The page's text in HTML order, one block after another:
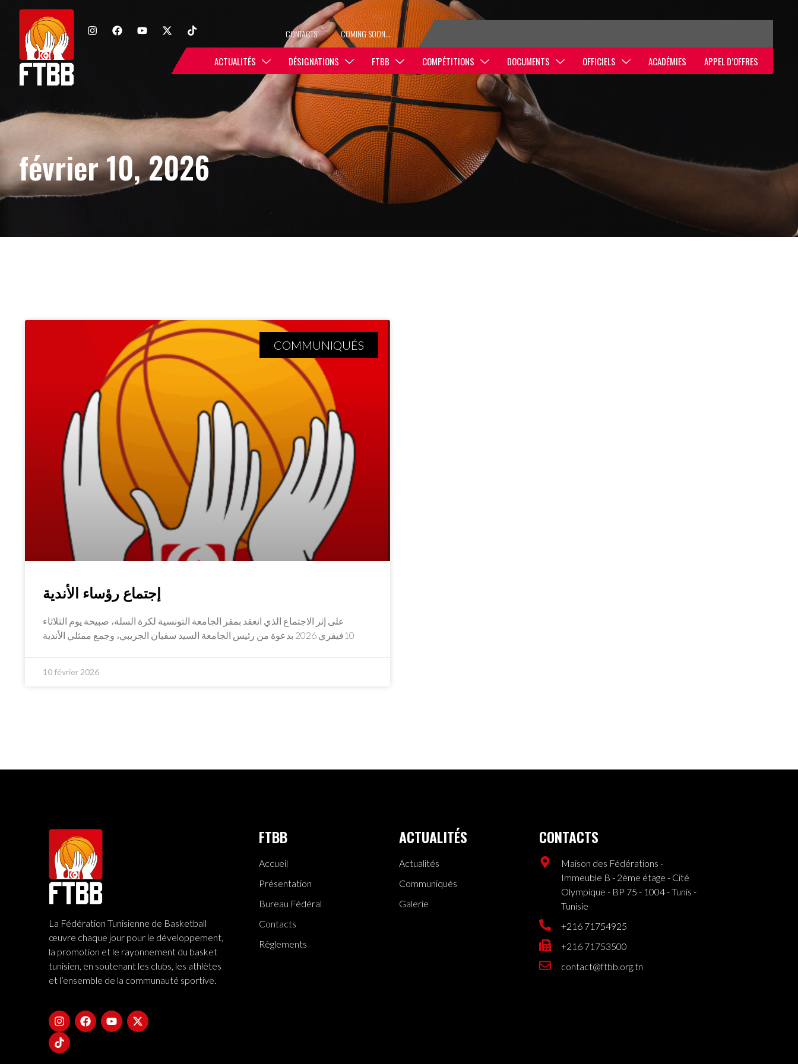
CONTACTS COMING SOON…
ACTUALITÉS DÉSIGNATIONS FTBB COMPÉTITIONS DOCUMENTS OFFICIELS ACADÉMIES APPEL D’OFFRES
février 10, 2026
COMMUNIQUÉS
إجتماع رؤساء الأندية
على إثر الاجتماع الذي انعقد بمقر الجامعة التونسية لكرة السلة، صبيحة يوم الثلاثاء
10فيفري 2026 بدعوة من رئيس الجامعة السيد سفيان الجريبي، وجمع ممثلي الأندية
10 février 2026
La Fédération Tunisienne de Basketball
œuvre chaque jour pour le développement,
la promotion et le rayonnement du basket
tunisien, en soutenant les clubs, les athlètes
et l’ensemble de la communauté sportive.
FTBB
Accueil
Présentation
Bureau Fédéral
Contacts
Règlements
ACTUALITÉS
Actualités
Communiqués
Galerie
CONTACTS
Maison des Fédérations -
Immeuble B - 2ème étage - Cité
Olympique - BP 75 - 1004 - Tunis -
Tunisie
+216 71754925
+216 71753500
contact@ftbb.org.tn